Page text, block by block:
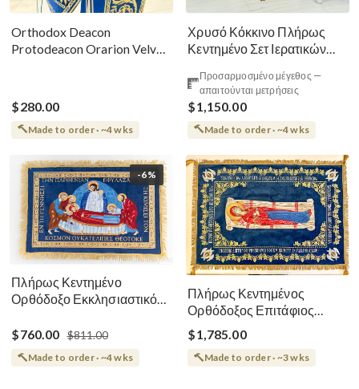
Orthodox Deacon
Protodeacon Orarion Velvet
$280.00
Made to order · ~4 wks
Χρυσό Κόκκινο Πλήρως
Κεντημένο Σετ Ιερατικών
Προσαρμοσμένο μέγεθος —
απαιτούνται μετρήσεις
$1,150.00
Made to order · ~4 wks
-6%
Πλήρως Κεντημένο
Ορθόδοξο Εκκλησιαστικό
Θεοτόκου
$760.00 $811.00
Made to order · ~4 wks
Πλήρως Κεντημένος
Ορθόδοξος Επιτάφιος
Κοίμησης
$1,785.00
Made to order · ~3 wks